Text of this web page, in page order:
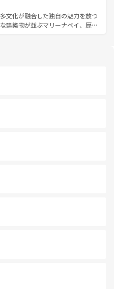
暖で、どの季節にも異なる楽しみ
すいタイの人々、仏教を中心とし
光資源が、訪れる旅人を魅了し続
するはず。観光スポットが密集し
ろを回れるのも魅力。息をのむよ
験まで、香港を存分に楽しみ尽く
文化が融合した独自の魅力を放つ
建築物が並ぶマリーナベイ、歴史
風情を楽しめる外せないスポット